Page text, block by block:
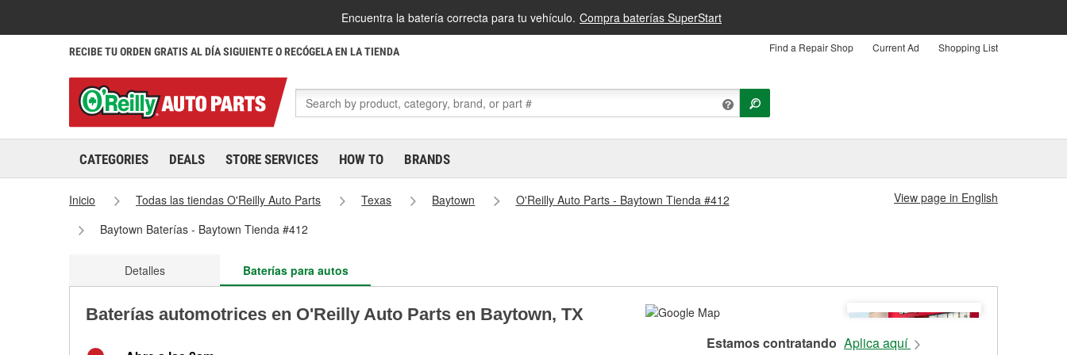
Encuentra la batería correcta para tu vehículo. Compra baterías SuperStart
RECIBE TU ORDEN GRATIS AL DÍA SIGUIENTE O RECÓGELA EN LA TIENDA Find a Repair Shop Current Ad Shopping List
CATEGORIES DEALS STORE SERVICES HOW TO BRANDS
Inicio Todas las tiendas O'Reilly Auto Parts Texas Baytown
O'Reilly Auto Parts - Baytown Tienda #412
Baytown Baterías - Baytown Tienda #412
View page in English
Detalles Baterías para autos
Baterías automotrices en O'Reilly Auto Parts en Baytown, TX
Estamos contratando Aplica aquí